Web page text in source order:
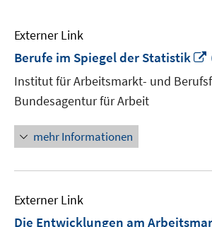
Externer Link
Berufe im Spiegel der Statistik
Institut für Arbeitsmarkt- und
Bundesagentur für Arbeit
mehr Informationen
Externer Link
Die Entwicklungen am